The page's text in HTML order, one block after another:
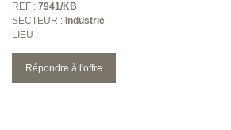
REF : 7941/KB
SECTEUR : Industrie
LIEU :
Répondre à l'offre